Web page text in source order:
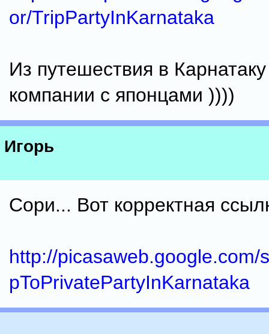
or/TripPartyInKarnataka
Из путешествия в
компании с японцами ))))
Игорь
Сори... Вот корректная
http://picasaweb.google.com/
pToPrivatePartyInKarnataka